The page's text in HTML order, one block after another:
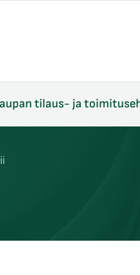
tilaus- ja